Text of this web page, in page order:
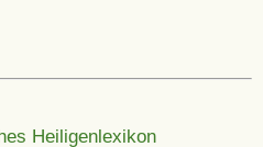
Heiligenlexikon